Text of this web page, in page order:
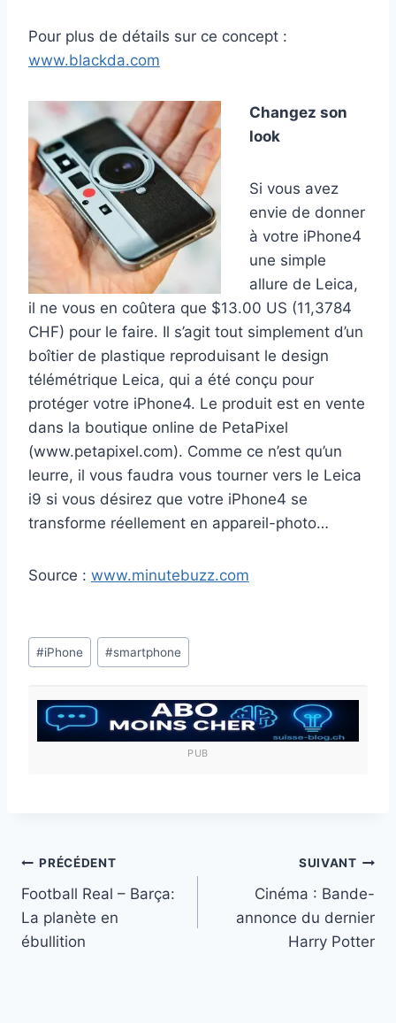
Pour plus de détails sur ce concept :
www.blackda.com
Changez son
look
Si vous avez
envie de donner
à votre iPhone4
une simple
allure de Leica,
il ne vous en coûtera que $13.00 US (11,3784
CHF) pour le faire. Il s’agit tout simplement d’un
boîtier de plastique reproduisant le design
télémétrique Leica, qui a été conçu pour
protéger votre iPhone4. Le produit est en vente
dans la boutique online de PetaPixel
(www.petapixel.com). Comme ce n’est qu’un
leurre, il vous faudra vous tourner vers le Leica
i9 si vous désirez que votre iPhone4 se
transforme réellement en appareil-photo…
Source : www.minutebuzz.com
Étiquettes
de
publication :
#iPhone #smartphone
PUB
Navigation
de
l’article
PRÉCÉDENT
Football Real – Barça:
La planète en
ébullition
SUIVANT
Cinéma : Bande-
annonce du dernier
Harry Potter